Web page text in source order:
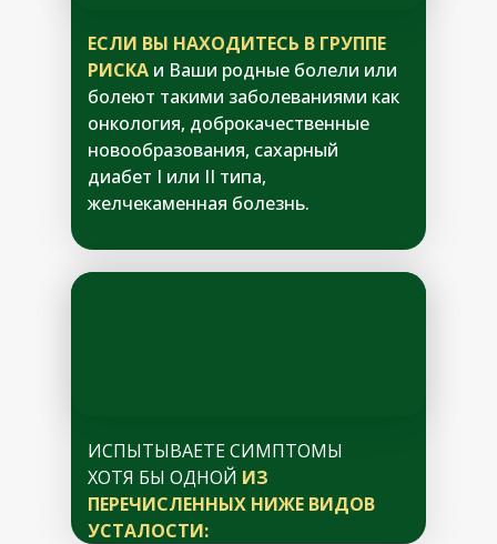
ЕСЛИ ВЫ НАХОДИТЕСЬ В ГРУППЕ
РИСКА и Ваши родные болели или
болеют такими заболеваниями как
онкология, доброкачественные
новообразования, сахарный
диабет I или II типа,
желчекаменная болезнь.
ИСПЫТЫВАЕТЕ СИМПТОМЫ
ХОТЯ БЫ ОДНОЙ ИЗ
ПЕРЕЧИСЛЕННЫХ НИЖЕ ВИДОВ
УСТАЛОСТИ: